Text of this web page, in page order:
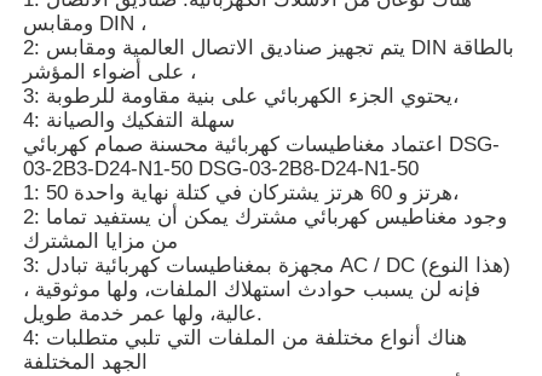
اتصل بنا
أخبار
القضايا
اطلب عرض أسعار
مضخة هيدروليكية ريكسروث
ومقابس DIN ،
2: يتم تجهيز صناديق الاتصال العالمية ومقابس DIN بالطاقة
على أضواء المؤشر ،
3: يحتوي الجزء الكهربائي على بنية مقاومة للرطوبة،
4: سهلة التفكيك والصيانة
اعتماد مغناطيسات كهربائية محسنة صمام كهربائي DSG-
03-2B3-D24-N1-50 DSG-03-2B8-D24-N1-50
1: 50 هرتز و 60 هرتز يشتركان في كتلة نهاية واحدة،
2: وجود مغناطيس كهربائي مشترك يمكن أن يستفيد تماما
من مزايا المشترك
3: مجهزة بمغناطيسات كهربائية تبادل AC / DC (هذا النوع)
، فإنه لن يسبب حوادث استهلاك الملفات، ولها موثوقية
عالية، ولها عمر خدمة طويل.
4: هناك أنواع مختلفة من الملفات التي تلبي متطلبات
الجهد المختلفة